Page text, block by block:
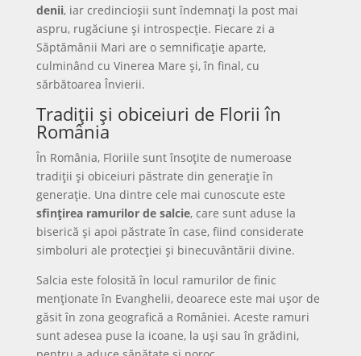
denii, iar credincioșii sunt îndemnați la post mai
aspru, rugăciune și introspecție. Fiecare zi a
Săptămânii Mari are o semnificație aparte,
culminând cu Vinerea Mare și, în final, cu
sărbătoarea Învierii.
Tradiții și obiceiuri de Florii în
România
În România, Floriile sunt însoțite de numeroase
tradiții și obiceiuri păstrate din generație în
generație. Una dintre cele mai cunoscute este
sfințirea ramurilor de salcie, care sunt aduse la
biserică și apoi păstrate în case, fiind considerate
simboluri ale protecției și binecuvântării divine.
Salcia este folosită în locul ramurilor de finic
menționate în Evanghelii, deoarece este mai ușor de
găsit în zona geografică a României. Aceste ramuri
sunt adesea puse la icoane, la uși sau în grădini,